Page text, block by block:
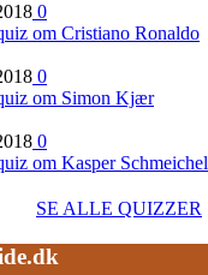
0
om Cristiano Ronaldo
0
om Simon Kjær
0
om Kasper Schmeichel
SE ALLE QUIZZER